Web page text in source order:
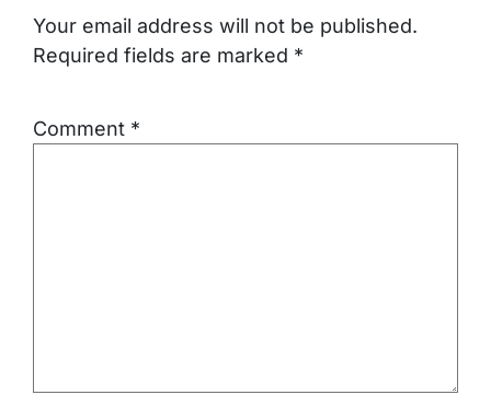
Your email address will not be published.
Required fields are marked *
Comment *